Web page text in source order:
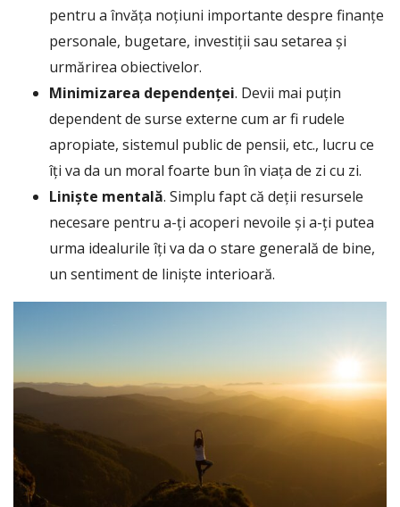
pentru a învăța noțiuni importante despre finanțe
personale, bugetare, investiții sau setarea și
urmărirea obiectivelor.
Minimizarea dependenței. Devii mai puțin
dependent de surse externe cum ar fi rudele
apropiate, sistemul public de pensii, etc., lucru ce
îți va da un moral foarte bun în viața de zi cu zi.
Liniște mentală. Simplu fapt că deții resursele
necesare pentru a-ți acoperi nevoile și a-ți putea
urma idealurile îți va da o stare generală de bine,
un sentiment de liniște interioară.